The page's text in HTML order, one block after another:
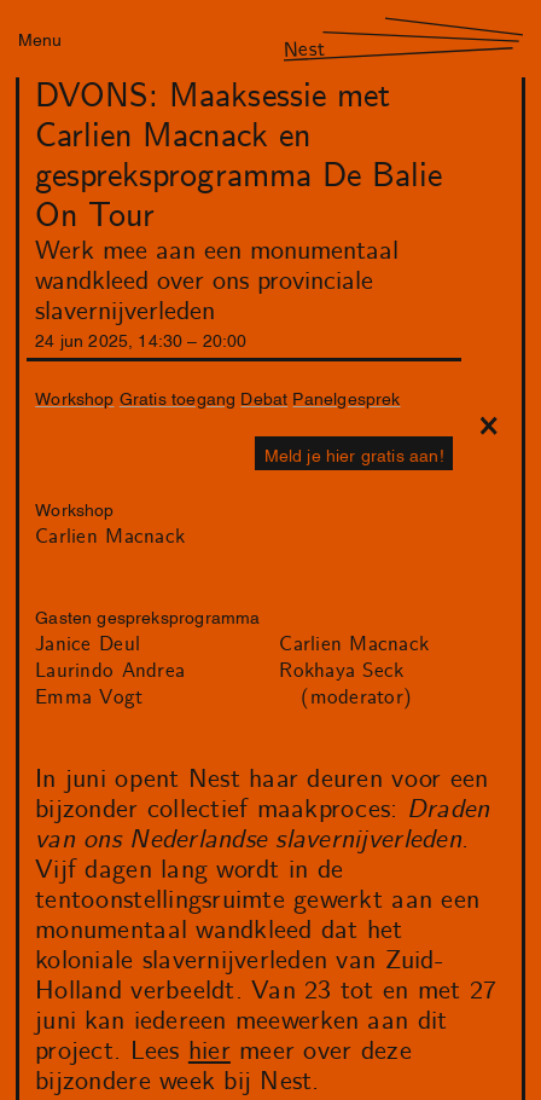
Menu Nest
DVONS: Maaksessie met
Carlien Macnack en
gespreksprogramma De Balie
On Tour
Werk mee aan een monumentaal
wandkleed over ons provinciale
slavernijverleden
24 jun 2025 14 :30 20:00
Workshop Gratis toegang Debat Panelgesprek
Meld je hier gratis aan!
Workshop
Carlien Macnack
Gasten gespreksprogramma
Janice Deul
Laurindo Andrea
Emma Vogt
Carlien Macnack
Rokhaya Seck
(moderator)
In juni opent Nest haar deuren voor een
bijzonder collectief maakproces: Draden
van ons Nederlandse slavernijverleden.
Vijf dagen lang wordt in de
tentoonstellingsruimte gewerkt aan een
monumentaal wandkleed dat het
koloniale slavernijverleden van Zuid-
Holland verbeeldt. Van 23 tot en met 27
juni kan iedereen meewerken aan dit
project. Lees hiermeer over deze
bijzondere week bij Nest.